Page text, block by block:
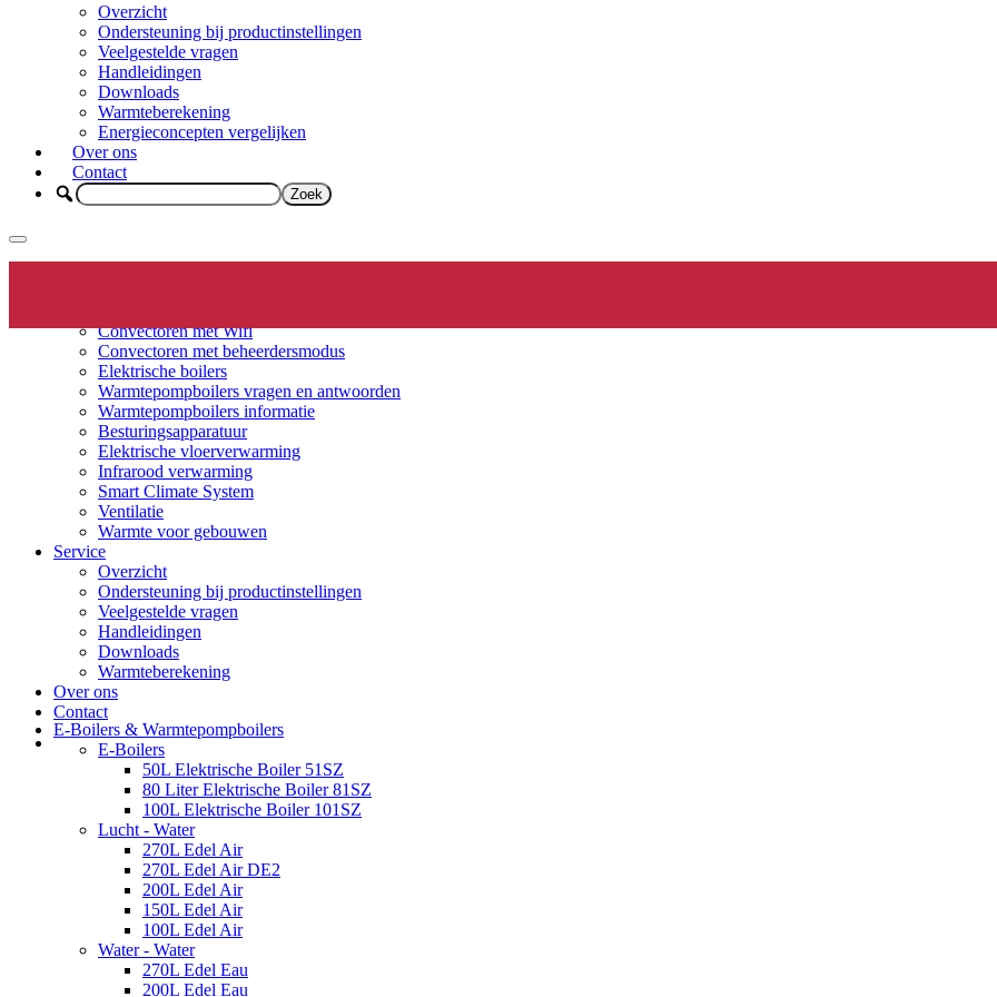
Overzicht
Ondersteuning bij productinstellingen
Veelgestelde vragen
Handleidingen
Downloads
Warmteberekening
Energieconcepten vergelijken
Over ons
Contact
Convectoren met Wifi
Convectoren met beheerdersmodus
Elektrische boilers
Warmtepompboilers vragen en antwoorden
Warmtepompboilers informatie
Besturingsapparatuur
Elektrische vloerverwarming
Infrarood verwarming
Smart Climate System
Ventilatie
Warmte voor gebouwen
Service
Overzicht
Ondersteuning bij productinstellingen
Veelgestelde vragen
Handleidingen
Downloads
Warmteberekening
Over ons
Contact
E-Boilers & Warmtepompboilers
E-Boilers
50L Elektrische Boiler 51SZ
80 Liter Elektrische Boiler 81SZ
100L Elektrische Boiler 101SZ
Lucht - Water
270L Edel Air
270L Edel Air DE2
200L Edel Air
150L Edel Air
100L Edel Air
Water - Water
270L Edel Eau
200L Edel Eau